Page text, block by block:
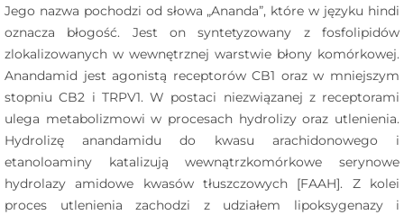
Jego nazwa pochodzi od słowa „Ananda”, które w języku hindi
oznacza błogość. Jest on syntetyzowany z fosfolipidów
zlokalizowanych w wewnętrznej warstwie błony komórkowej.
Anandamid jest agonistą receptorów CB1 oraz w mniejszym
stopniu CB2 i TRPV1. W postaci niezwiązanej z receptorami
ulega metabolizmowi w procesach hydrolizy oraz utlenienia.
Hydrolizę anandamidu do kwasu arachidonowego i
etanoloaminy katalizują wewnątrzkomórkowe serynowe
hydrolazy amidowe kwasów tłuszczowych [FAAH]. Z kolei
proces utlenienia zachodzi z udziałem lipoksygenazy i